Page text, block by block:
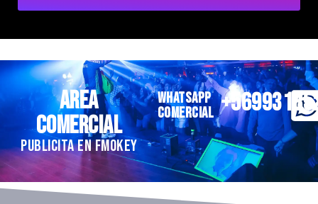
AREA
COMERCIAL
PUBLICITA EN FMOKEY
WHATSAPP
COMERCIAL